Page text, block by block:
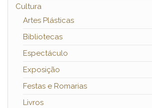
Cultura
Artes Plásticas
Bibliotecas
Espectáculo
Exposição
Festas e Romarias
Livros